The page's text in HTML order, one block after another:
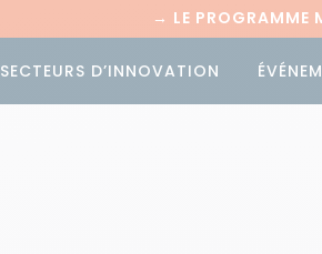
→ LE PROGRAMME
SECTEURS D’INNOVATION